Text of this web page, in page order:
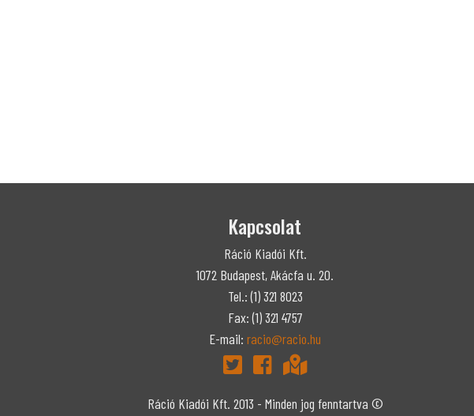
Kapcsolat
Ráció Kiadói Kft.
1072 Budapest, Akácfa u. 20.
Tel.: (1) 321 8023
Fax: (1) 321 4757
E-mail: racio@racio.hu
Ráció Kiadói Kft. 2013 - Minden jog fenntartva ©